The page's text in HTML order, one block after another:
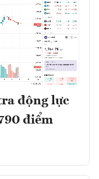
động lực
điểm